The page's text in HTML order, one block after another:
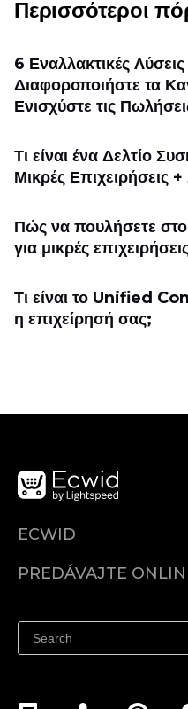
Περισσότεροι
6 Εναλλακτικές
Διαφοροποιήστε τα
Ενισχύστε τις
Τι είναι ένα Δελτίο
Μικρές Επιχειρήσεις
Πώς να πουλήσετε
για μικρές
Τι είναι το Unified
η επιχείρησή σας;
ECWID
Cenník
PREDÁVAJTE
Predávajte na Facebook
Predávať na Instagram